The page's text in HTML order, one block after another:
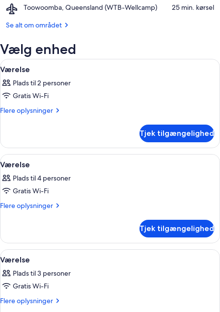
Golfklub
Toowoomba, Queensland (WTB-Wellcamp)
Airport,
Queensland
Wellcamp)
‪25 min. kørsel‬
Se alt om området
Vælg enhed
Indlæs
alle
billeder
af
Værelse
Et moderne køkken med indbygget
9
Værelse
Plads til 2 personer
Gratis Wi-Fi
Flere oplysninger
Flere
Tjek tilgængelighed
Indlæs
alle
billeder
af
Værelse
Et soveværelse med en seng, to
12
Værelse
Plads til 4 personer
Gratis Wi-Fi
Flere oplysninger
Flere
Tjek tilgængelighed
Indlæs
alle
billeder
af
Værelse
Et soveværelse med en seng, to
5
Værelse
Plads til 3 personer
Gratis Wi-Fi
Flere oplysninger
Flere